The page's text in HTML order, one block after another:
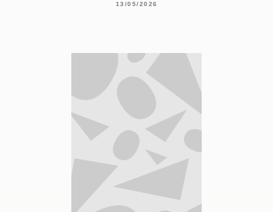
13/05/2026